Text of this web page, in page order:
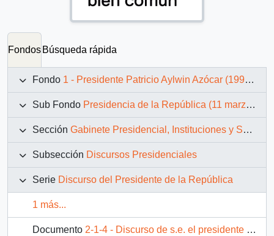
Fondos Búsqueda rápida
Fondo 1 - Presidente Patricio Aylwin Azócar (1990-1994)
Sub Fondo Presidencia de la República (11 marzo 1990 – 11 marzo 1994)
Sección Gabinete Presidencial, Instituciones y Servicios
Subsección Discursos Presidenciales
Serie Discurso del Presidente de la República
1 más...
Documento 2-1-4 - Discurso de s.e. el presidente de la república, Patricio Aylwin Azócar, en acto de celebración del segundo aniversario de la elección presidencial